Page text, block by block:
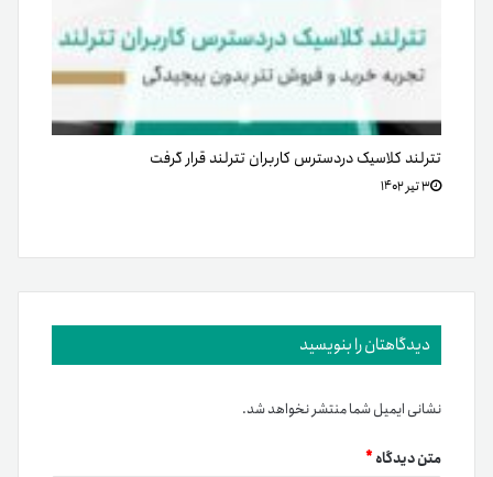
تترلند کلاسیک دردسترس کاربران تترلند قرار گرفت
۳ تیر ۱۴۰۲
دیدگاهتان را بنویسید
نشانی ایمیل شما منتشر نخواهد شد.
متن دیدگاه*